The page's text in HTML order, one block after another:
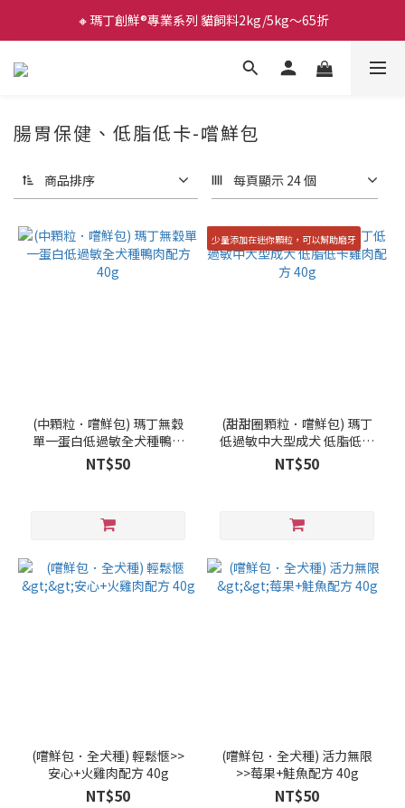
🔸瑪丁創鮮®專業系列 貓飼料2kg/5kg～65折
腸胃保健、低脂低卡-嚐鮮包
商品排序 每頁顯示 24 個
(中顆粒．嚐鮮包) 瑪丁無穀
單一蛋白低過敏全犬種鴨肉
配方40g
NT$50
少量添加在迷你顆粒，可以幫助磨牙
(甜甜圈顆粒．嚐鮮包) 瑪丁
低過敏中大型成犬 低脂低卡
雞肉配方 40g
NT$50
(嚐鮮包．全犬種) 輕鬆愜>>
安心+火雞肉配方 40g
NT$50
(嚐鮮包．全犬種) 活力無限
>>莓果+鮭魚配方 40g
NT$50